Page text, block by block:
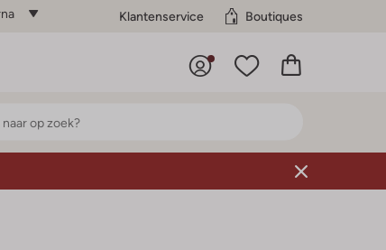
Klantenservice Boutiques